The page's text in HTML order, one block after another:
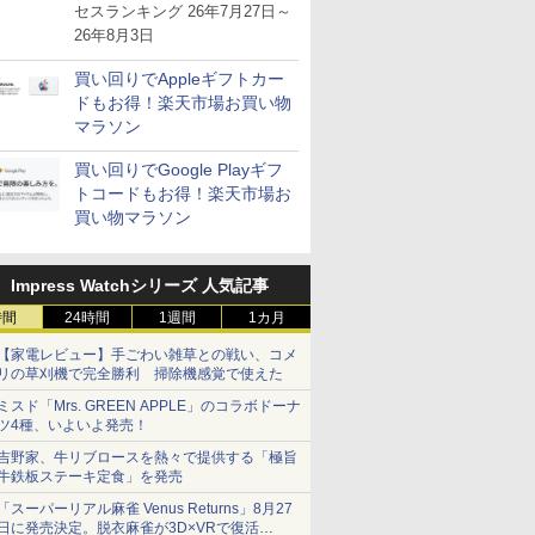
が注目を集める
セスランキング 26年7月27日～
26年8月3日
買い回りでAppleギフトカー
ドもお得！楽天市場お買い物
マラソン
買い回りでGoogle Playギフ
トコードもお得！楽天市場お
買い物マラソン
Impress Watchシリーズ 人気記事
24時間 1週間 1カ月
家電レビュー】手ごわい雑草との戦い、コメ
の草刈機で完全勝利 掃除機感覚で使えた
スド「Mrs. GREEN APPLE」のコラボドーナ
4種、いよいよ発売！
野家、牛リブロースを熱々で提供する「極旨
鉄板ステーキ定食」を発売
スーパーリアル麻雀 Venus Returns」8月27
に発売決定。脱衣麻雀が3D×VRで復活